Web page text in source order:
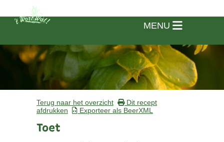
Terug naar het overzicht
Dit recept
afdrukken
Exporteer als BeerXML
Toet
MENU